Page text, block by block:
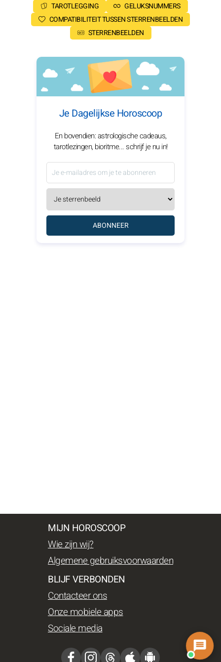
TAROTLEGGING
GELUKSNUMMERS
COMPATIBILITEIT TUSSEN STERRENBEELDEN
STERRENBEELDEN
Je Dagelijkse Horoscoop
En bovendien: astrologische cadeaus,
tarotlezingen, bioritme... schrijf je nu in!
ABONNEER
MIJN HOROSCOOP
Wie zijn wij?
Algemene gebruiksvoorwaarden
BLIJF VERBONDEN
Contacteer ons
Onze mobiele apps
Sociale media